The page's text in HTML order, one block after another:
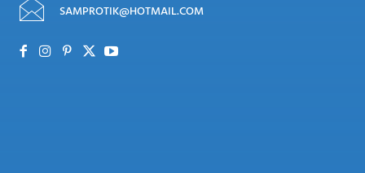
SAMPROTIK@HOTMAIL.COM